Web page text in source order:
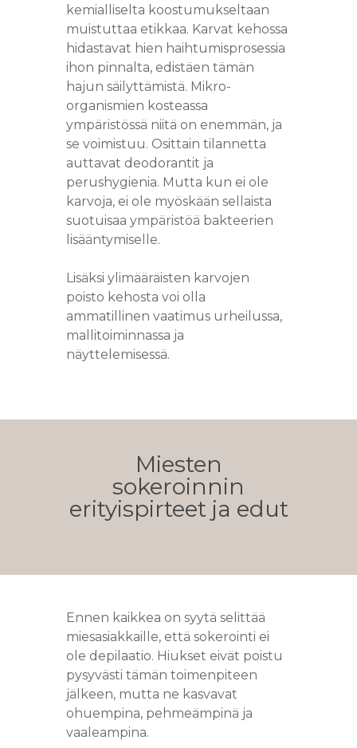
kemialliselta koostumukseltaan
muistuttaa etikkaa. Karvat kehossa
hidastavat hien haihtumisprosessia
ihon pinnalta, edistäen tämän
hajun säilyttämistä. Mikro-
organismien kosteassa
ympäristössä niitä on enemmän, ja
se voimistuu. Osittain tilannetta
auttavat deodorantit ja
perushygienia. Mutta kun ei ole
karvoja, ei ole myöskään sellaista
suotuisaa ympäristöä bakteerien
lisääntymiselle.
Lisäksi ylimääräisten karvojen
poisto kehosta voi olla
ammatillinen vaatimus urheilussa,
mallitoiminnassa ja
näyttelemisessä.
Miesten
sokeroinnin
erityispirteet ja edut
Ennen kaikkea on syytä selittää
miesasiakkaille, että sokerointi ei
ole depilaatio. Hiukset eivät poistu
pysyvästi tämän toimenpiteen
jälkeen, mutta ne kasvavat
ohuempina, pehmeämpinä ja
vaaleampina.